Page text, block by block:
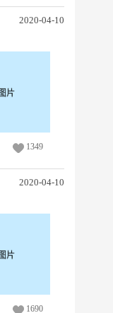
2020-04-10
1349
2020-04-10
1690